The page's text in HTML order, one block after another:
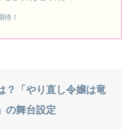
待！
？「やり直し令嬢は竜
の舞台設定